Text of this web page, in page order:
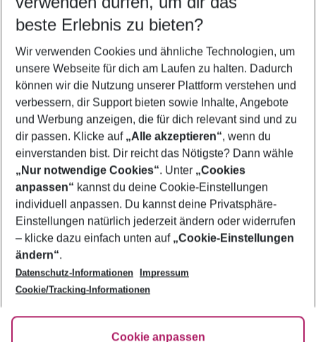
Familienurlaub Ypsos
Last Minute Ypsos
Flug & Hotel Ypsos
Urlaub Ypsos
Frübucher Angebote Ypsos für 2026
Footer
Footer navigation
Über uns
AGB
Bestpreisgarantie
Cookie-Einstellungen ändern
Cookie-Richtlinie
Agenturbetreuung
Barrierefreies Reisen
HanseMerkur Reiseversicherung
Folge uns
beste Erlebnis zu bieten?
Wir verwenden Cookies und ähnliche Technologien, um
unsere Webseite für dich am Laufen zu halten. Dadurch
können wir die Nutzung unserer Plattform verstehen und
verbessern, dir Support bieten sowie Inhalte, Angebote
und Werbung anzeigen, die für dich relevant sind und zu
dir passen. Klicke auf „Alle akzeptieren“, wenn du
einverstanden bist. Dir reicht das Nötigste? Dann wähle
„Nur notwendige Cookies“. Unter „Cookies
anpassen“ kannst du deine Cookie-Einstellungen
individuell anpassen. Du kannst deine Privatsphäre-
Einstellungen natürlich jederzeit ändern oder widerrufen
– klicke dazu einfach unten auf „Cookie-Einstellungen
ändern“.
Datenschutz-Informationen
Impressum
Cookie/Tracking-Informationen
Cookie anpassen